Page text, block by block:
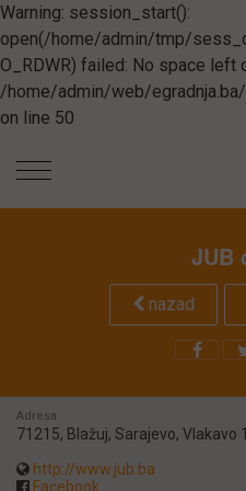
Warning: session_start():
open(/home/admin/tmp/
O_RDWR) failed: No space left
/home/admin/web/
on line 50
Naslovna
Prodavnice
Artikli
Pojmovnik
JUB
nazad
Adresa
71215, Blažuj, Sarajevo, Vlakavo
http://www.jub.ba
Facebook